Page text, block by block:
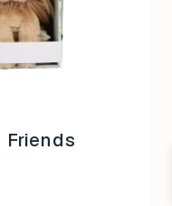
Friends